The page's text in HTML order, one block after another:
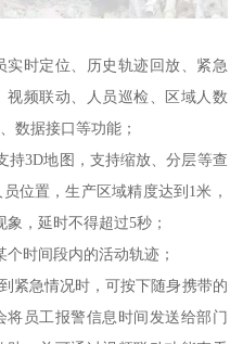
时定位、历史轨迹回放、紧急
频联动、人员巡检、区域人数
数据接口等功能；
持3D地图，支持缩放、分层等查
位置，生产区域精度达到1米，
，延时不得超过5秒；
时间段内的活动轨迹；
紧急情况时，可按下随身携带的
员工报警信息时间发送给部门